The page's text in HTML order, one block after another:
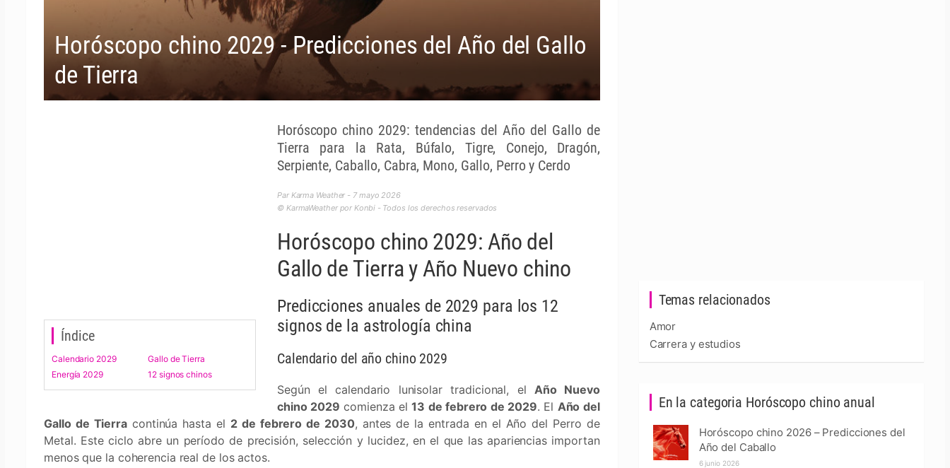
Horóscopo chino 2029 - Predicciones del Año del Gallo
de Tierra
Índice
Calendario 2029
Gallo de Tierra
Energía 2029
12 signos chinos
Horóscopo chino 2029: tendencias del Año del Gallo de
Tierra para la Rata, Búfalo, Tigre, Conejo, Dragón,
Serpiente, Caballo, Cabra, Mono, Gallo, Perro y Cerdo
Par Karma Weather - 7 mayo 2026
© KarmaWeather por Konbi - Todos los derechos reservados
Horóscopo chino 2029: Año del
Gallo de Tierra y Año Nuevo chino
Predicciones anuales de 2029 para los 12
signos de la astrología china
Calendario del año chino 2029
Según el calendario lunisolar tradicional, el Año Nuevo
chino 2029 comienza el13 de febrero de 2029. El Año del
Gallo de Tierracontinúa hasta el 2 de febrero de 2030, antes de la entrada en el Año del Perro de
Metal. Este ciclo abre un período de precisión, selección y lucidez, en el que las apariencias importan
menos que la coherencia real de los actos.
Temas relacionados
Amor
Carrera y estudios
En la categoria Horóscopo chino anual
Horóscopo chino 2026 – Predicciones del
Año del Caballo
6 junio 2026